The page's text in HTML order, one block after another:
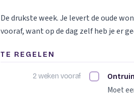
De drukste week. Je levert de oude
vooraf, want op de dag zelf heb je er
TE REGELEN
2 weken vooraf Ontruiming
Moet